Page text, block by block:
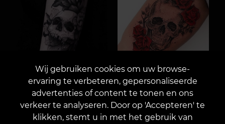
Wij gebruiken cookies om uw browse-
ervaring te verbeteren, gepersonaliseerde
advertenties of content te tonen en ons
verkeer te analyseren. Door op 'Accepteren' te
klikken, stemt u in met het gebruik van